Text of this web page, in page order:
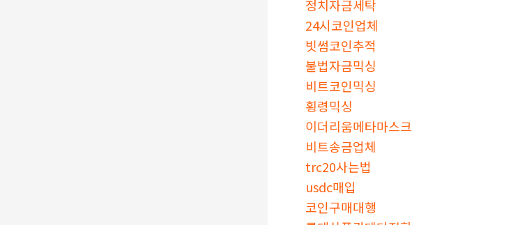
정치자금세탁
24시코인업체
빗썸코인추적
불법자금믹싱
비트코인믹싱
횡령믹싱
이더리움메타마스크
비트송금업체
trc20사는법
usdc매입
코인구매대행